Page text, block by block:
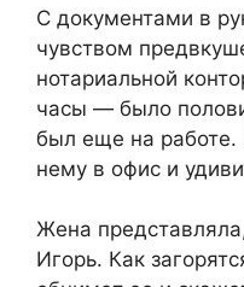
С документами в
чувством
нотариальной
часы — было
был еще на работе.
нему в офис и
Жена
Игорь. Как